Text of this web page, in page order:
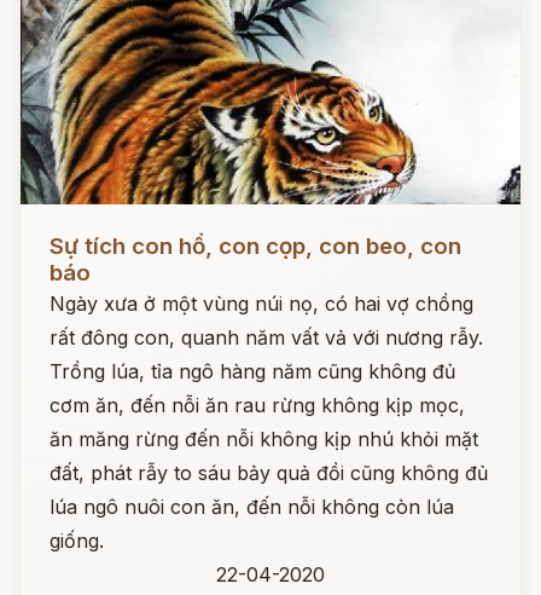
Sự tích con hổ, con cọp, con beo, con
báo
Ngày xưa ở một vùng núi nọ, có hai vợ chồng
rất đông con, quanh năm vất vả với nương rẫy.
Trồng lúa, tỉa ngô hàng năm cũng không đủ
cơm ăn, đến nỗi ăn rau rừng không kịp mọc,
ăn măng rừng đến nỗi không kịp nhú khỏi mặt
đất, phát rẫy to sáu bảy quả đồi cũng không đủ
lúa ngô nuôi con ăn, đến nỗi không còn lúa
giống.
22-04-2020